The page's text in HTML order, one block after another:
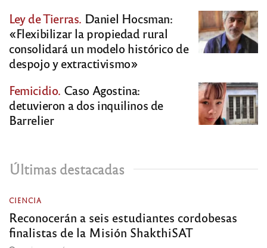
Ley de Tierras. Daniel Hocsman:
«Flexibilizar la propiedad rural
consolidará un modelo histórico de
despojo y extractivismo»
Femicidio. Caso Agostina:
detuvieron a dos inquilinos de
Barrelier
Últimas destacadas
CIENCIA
Reconocerán a seis estudiantes cordobesas
finalistas de la Misión ShakthiSAT